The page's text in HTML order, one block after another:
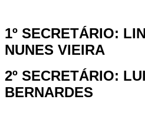
1º SECRETÁRIO:
NUNES VIEIRA
2º SECRETÁRIO:
BERNARDES